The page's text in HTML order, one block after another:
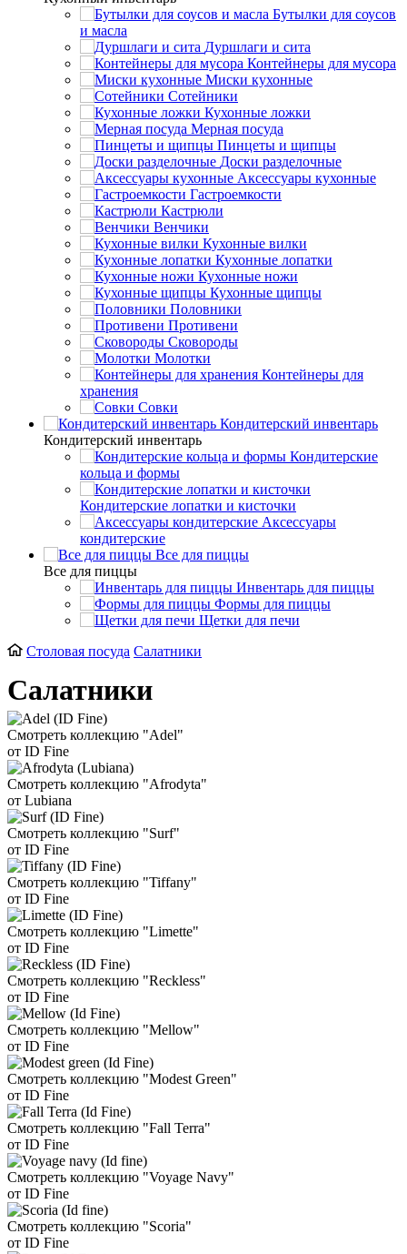
Бутылки для соусов
и масла
Дуршлаги и сита
Контейнеры для мусора
Миски кухонные
Сотейники
Кухонные ложки
Мерная посуда
Пинцеты и щипцы
Доски разделочные
Аксессуары кухонные
Гастроемкости
Кастрюли
Венчики
Кухонные вилки
Кухонные лопатки
Кухонные ножи
Кухонные щипцы
Половники
Противени
Сковороды
Молотки
Контейнеры для
хранения
Совки
Кондитерский инвентарь
Кондитерский инвентарь
Кондитерские
кольца и формы
Кондитерские лопатки и кисточки
Аксессуары
кондитерские
Все для пиццы
Все для пиццы
Инвентарь для пиццы
Формы для пиццы
Щетки для печи
Столовая посуда Салатники
Салатники
Смотреть коллекцию "Adel"
от ID Fine
Смотреть коллекцию "Afrodyta"
от Lubiana
Смотреть коллекцию "Surf"
от ID Fine
Смотреть коллекцию "Tiffany"
от ID Fine
Смотреть коллекцию "Limette"
от ID Fine
Смотреть коллекцию "Reckless"
от ID Fine
Смотреть коллекцию "Mellow"
от ID Fine
Смотреть коллекцию "Modest Green"
от ID Fine
Смотреть коллекцию "Fall Terra"
от ID Fine
Смотреть коллекцию "Voyage Navy"
от ID Fine
Смотреть коллекцию "Scoria"
от ID Fine